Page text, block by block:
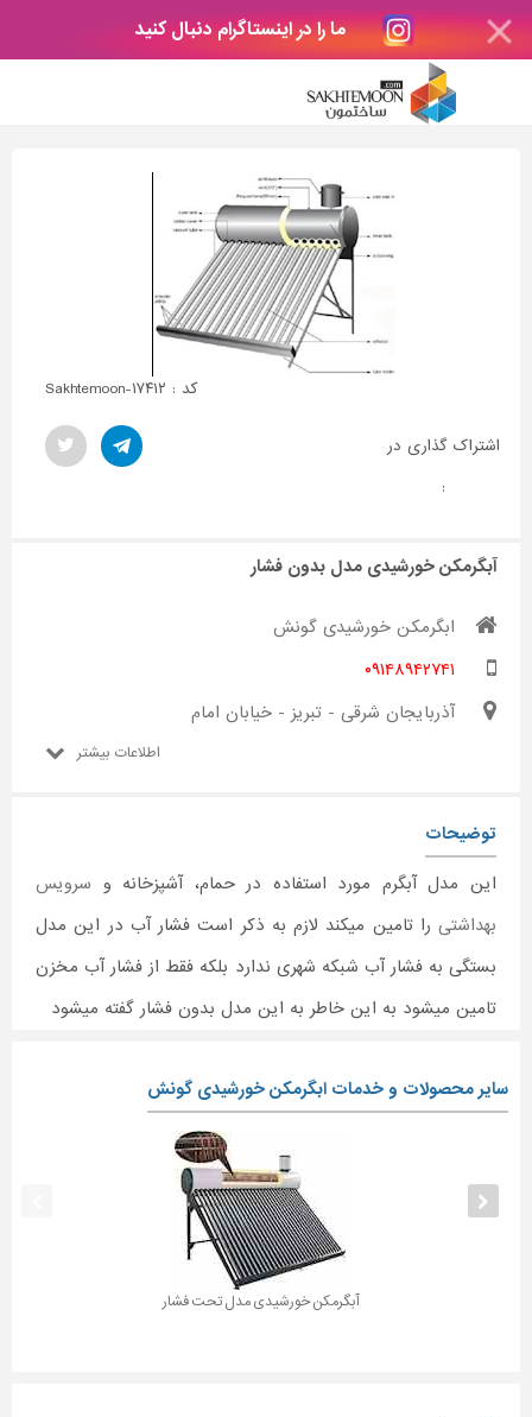
ما را در اینستاگرام دنبال کنید
کد : Sakhtemoon-۱۷۴۱۲
اشتراک گذاری در
:
آبگرمکن خورشیدی مدل بدون فشار
ابگرمکن خورشیدی گونش
۰۹۱۴۸۹۴۲۷۴۱
آذربایجان شرقی - تبریز - خیابان امام
اطلاعات بیشتر
توضیحات
این مدل آبگرم مورد استفاده در حمام، آشپزخانه و سرویس
بهداشتی را تامین میکند لازم به ذکر است فشار آب در این مدل
بستگی به فشار آب شبکه شهری ندارد بلکه فقط از فشار آب مخزن
تامین میشود به این خاطر به این مدل بدون فشار گفته میشود
سایر محصولات و خدمات ابگرمکن خورشیدی گونش
آبگرمکن خورشیدی مدل تحت فشار